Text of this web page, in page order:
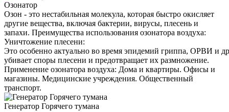
Озонатор
Озон - это нестабильная молекула, которая быстро окисляет
другие вещества, включая бактерии, вирусы, плесень и
запахи. Преимущества использования озонатора воздуха:
Уничтожение плесени:
Это особенно актуально во время эпидемий гриппа, ОРВИ и
убивает споры плесени и предотвращает их размножение.
Применение озонатора воздуха: Дома и квартиры. Офисы и
магазины. Медицинские учреждения. Общественный
транспорт.
Генератор Горячего тумана